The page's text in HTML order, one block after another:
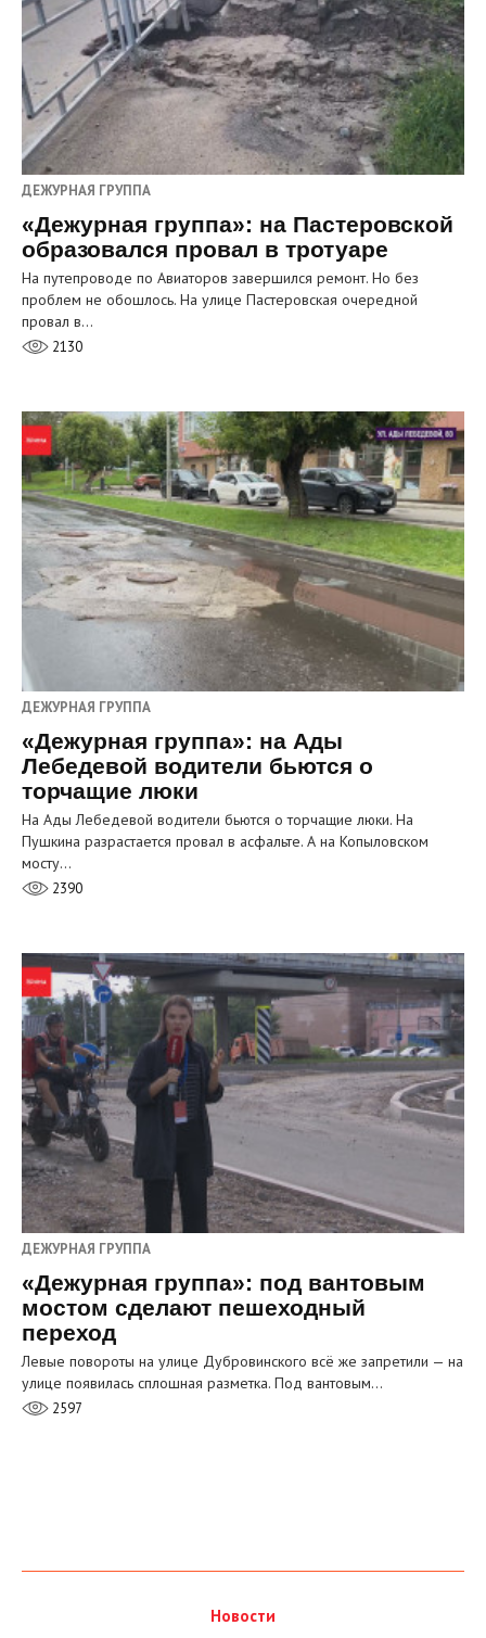
ДЕЖУРНАЯ ГРУППА
«Дежурная группа»: на Пастеровской
образовался провал в тротуаре
На путепроводе по Авиаторов завершился ремонт. Но без
проблем не обошлось. На улице Пастеровская очередной
провал в…
2130
ДЕЖУРНАЯ ГРУППА
«Дежурная группа»: на Ады
Лебедевой водители бьются о
торчащие люки
На Ады Лебедевой водители бьются о торчащие люки. На
Пушкина разрастается провал в асфальте. А на Копыловском
мосту…
2390
ДЕЖУРНАЯ ГРУППА
«Дежурная группа»: под вантовым
мостом сделают пешеходный
переход
Левые повороты на улице Дубровинского всё же запретили — на
улице появилась сплошная разметка. Под вантовым…
2597
Новости